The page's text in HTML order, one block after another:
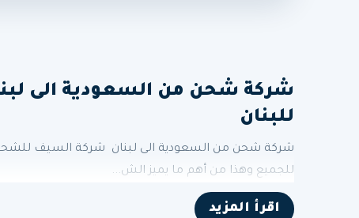
للبنان
شركة شحن من السعودية الى لبنان شركة السيف
للجميع وهذا من أهم ما يميز الش...
اقرأ المزيد